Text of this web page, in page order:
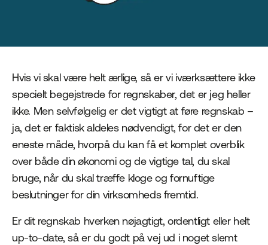
Hvis vi skal være helt ærlige, så er vi iværksættere ikke
specielt begejstrede for regnskaber, det er jeg heller
ikke. Men selvfølgelig er det vigtigt at føre regnskab –
ja, det er faktisk aldeles nødvendigt, for det er den
eneste måde, hvorpå du kan få et komplet overblik
over både din økonomi og de vigtige tal, du skal
bruge, når du skal træffe kloge og fornuftige
beslutninger for din virksomheds fremtid.
Er dit regnskab hverken nøjagtigt, ordentligt eller helt
up-to-date, så er du godt på vej ud i noget slemt